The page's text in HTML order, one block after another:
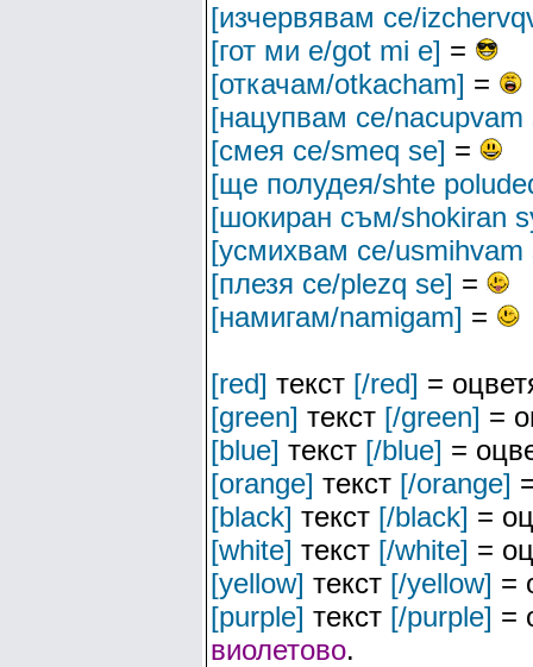
[изчервявам се/
[гот ми е/got mi e] =
[откачам/otkacham] =
[нацупвам се/nacupvam
[смея се/smeq se] =
[ще полудея/shte
[шокиран съм/shokiran
[усмихвам се/usmihvam
[плезя се/plezq se] =
[намигам/namigam] =
[red] текст [/red] =
[green] текст [/green] =
[blue] текст [/blue] =
[orange] текст [/orange]
[black] текст [/black] =
[white] текст [/white] =
[yellow] текст [/yellow] =
[purple] текст [/purple] =
виолетово.